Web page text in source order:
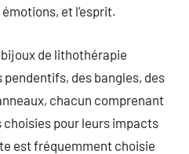
et l’esprit.
de lithothérapie
des bangles, des
chacun comprenant
pour leurs impacts
est fréquemment choisie